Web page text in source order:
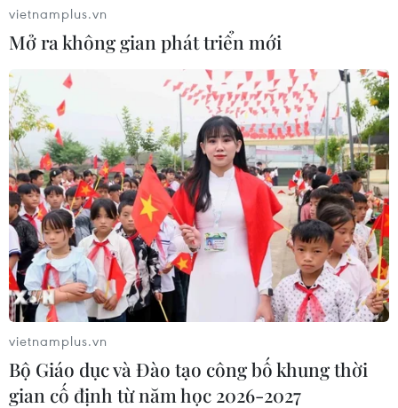
vietnamplus.vn
Mở ra không gian phát triển mới
vietnamplus.vn
Bộ Giáo dục và Đào tạo công bố khung thời
gian cố định từ năm học 2026-2027